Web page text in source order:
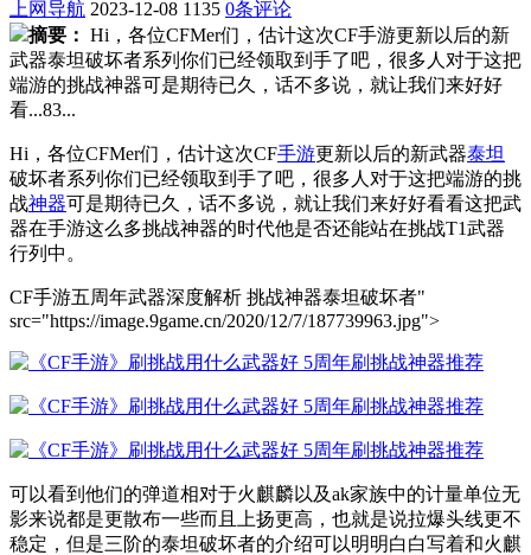
上网导航 2023-12-08 1135 0条评论
摘要： Hi，各位CFMer们，估计这次CF手游更新以后的新
武器泰坦破坏者系列你们已经领取到手了吧，很多人对于这把
端游的挑战神器可是期待已久，话不多说，就让我们来好好
看...83...
Hi，各位CFMer们，估计这次CF手游更新以后的新武器泰坦
破坏者系列你们已经领取到手了吧，很多人对于这把端游的挑
战神器可是期待已久，话不多说，就让我们来好好看看这把武
器在手游这么多挑战神器的时代他是否还能站在挑战T1武器
行列中。
CF手游五周年武器深度解析 挑战神器泰坦破坏者"
src="https://image.9game.cn/2020/12/7/187739963.jpg">
可以看到他们的弹道相对于火麒麟以及ak家族中的计量单位无
影来说都是更散布一些而且上扬更高，也就是说拉爆头线更不
稳定，但是三阶的泰坦破坏者的介绍可以明明白白写着和火麒